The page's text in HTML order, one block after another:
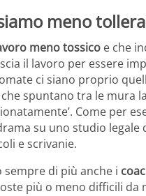
meno
meno tossico e che
il lavoro per essere
ci siano proprio
spuntano tra le mura
Come per
su uno studio
e scrivanie.
di più anche i
più o meno difficili da